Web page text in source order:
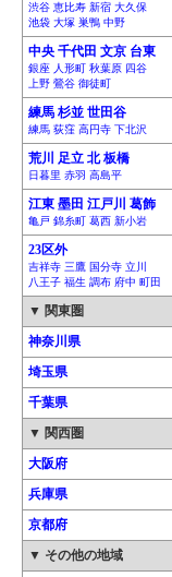
渋谷 恵比寿 新宿 大久保
池袋 大塚 巣鴨 中野
中央 千代田 文京 台東
銀座 人形町 秋葉原 四谷
上野 鶯谷 御徒町
練馬 杉並 世田谷
練馬 荻窪 高円寺 下北沢
荒川 足立 北 板橋
日暮里 赤羽 高島平
江東 墨田 江戸川 葛飾
亀戸 錦糸町 葛西 新小岩
23区外
吉祥寺 三鷹 国分寺 立川
八王子 福生 調布 府中 町田
▼ 関東圏
神奈川県
埼玉県
千葉県
▼ 関西圏
大阪府
兵庫県
京都府
▼ その他の地域